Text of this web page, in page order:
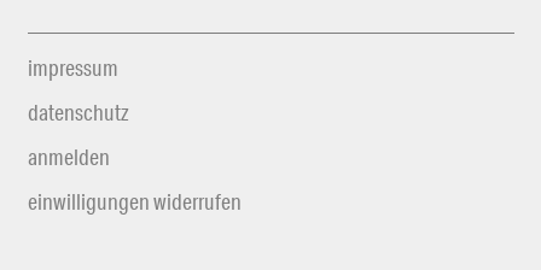
impressum
datenschutz
anmelden
einwilligungen widerrufen